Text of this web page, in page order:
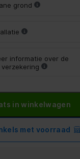
grond
informatie over de
in winkelwagen
met voorraad